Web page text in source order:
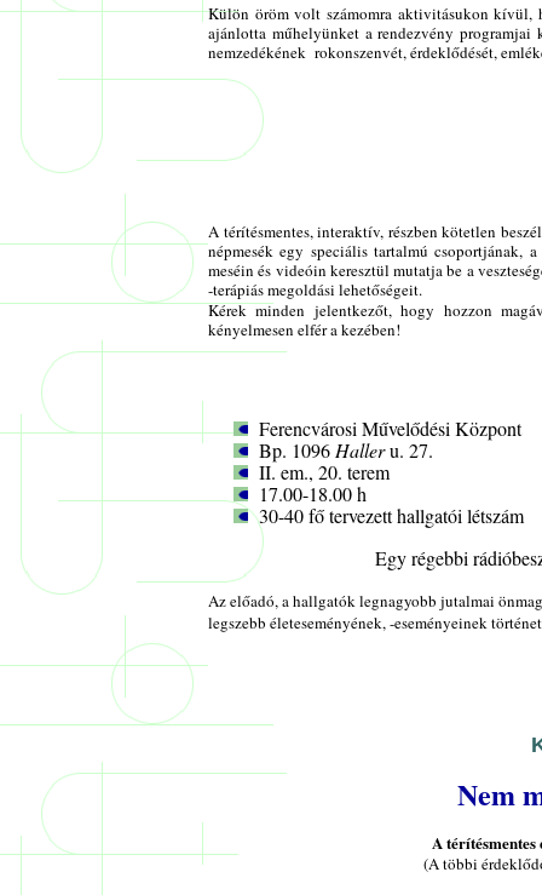
Külön öröm volt számomra aktivitásukon kívül,
ajánlotta műhelyünket a rendezvény
nemzedékének rokonszenvét, érdeklődését,
A térítésmentes, interaktív, részben kötetlen
népmesék egy speciális tartalmú csoportjának,
meséin és videóin keresztül mutatja be a
-terápiás megoldási lehetőségeit.
Kérek minden jelentkezőt, hogy hozzon
kényelmesen elfér a kezében!
Ferencvárosi Művelődési Központ
Bp. 1096Halleru. 27.
II. em., 20. terem
17.00-18.00 h
30-40 fő tervezett hallgatói létszám
Egy régebbi
Az előadó, a hallgatók legnagyobb jutalmai
legszebb életeseményének, -eseményeinek
Nem
A
(A többi